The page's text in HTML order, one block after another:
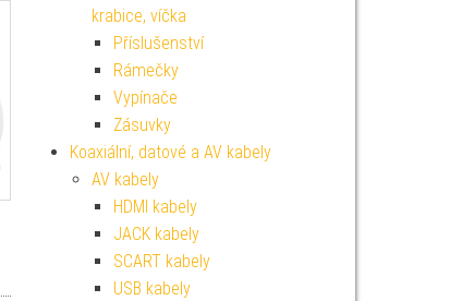
krabice, víčka
Příslušenství
Rámečky
Vypínače
Zásuvky
Koaxiální, datové a AV kabely
AV kabely
HDMI kabely
JACK kabely
SCART kabely
USB kabely